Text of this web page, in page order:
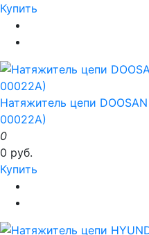
Купить
Натяжитель цепи
00022A)
0
0 руб.
Купить